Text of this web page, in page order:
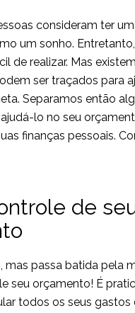
consideram ter
um sonho.
de realizar. Mas
ser traçados para
Separamos então
lo no seu
finanças pessoais.
de
mas passa batida pela
seu orçamento! É
todos os seus gastos